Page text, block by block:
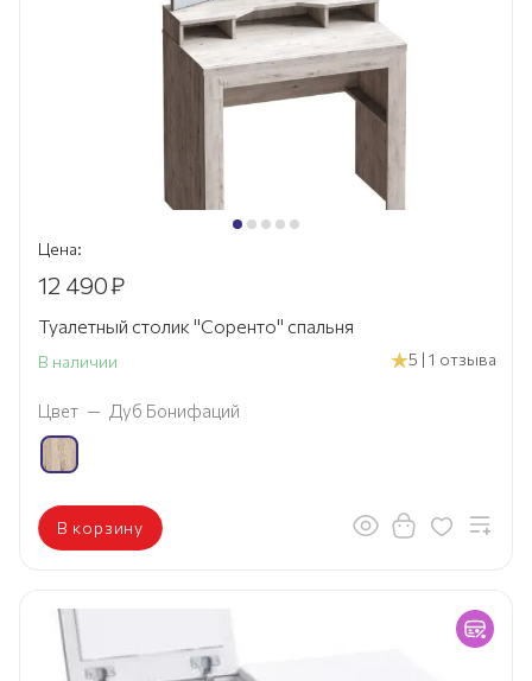
Цена:
12 490₽
Туалетный столик "Соренто" спальня
В наличии 5 | 1 отзыва
Цвет — Дуб Бонифаций
В корзину